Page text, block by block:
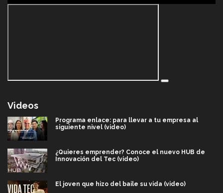
Videos
Programa enlace: para llevar a tu empresa al
siguiente nivel (video)
¿Quieres emprender? Conoce el nuevo HUB de
Innovación del Tec (video)
El joven que hizo del baile su vida (video)